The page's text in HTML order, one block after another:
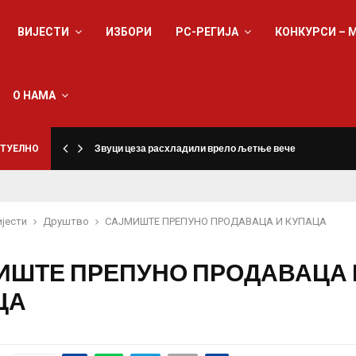
ВИЈЕСТИ ИЗБОРИ РС-РЕГИЈА КОНКУРСИ –
О НАМА
Звуци цеза расхладили врело љетње вече
Друштво САЈМИШТЕ ПРЕПУНО ПРОДАВАЦА И КУПАЦА
ПРЕПУНО ПРОДАВАЦА